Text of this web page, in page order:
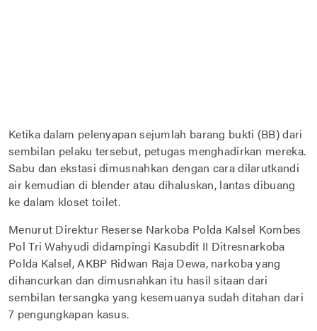
Ketika dalam pelenyapan sejumlah barang bukti (BB) dari
sembilan pelaku tersebut, petugas menghadirkan mereka.
Sabu dan ekstasi dimusnahkan dengan cara dilarutkandi
air kemudian di blender atau dihaluskan, lantas dibuang
ke dalam kloset toilet.
Menurut Direktur Reserse Narkoba Polda Kalsel Kombes
Pol Tri Wahyudi didampingi Kasubdit II Ditresnarkoba
Polda Kalsel, AKBP Ridwan Raja Dewa, narkoba yang
dihancurkan dan dimusnahkan itu hasil sitaan dari
sembilan tersangka yang kesemuanya sudah ditahan dari
7 pengungkapan kasus.